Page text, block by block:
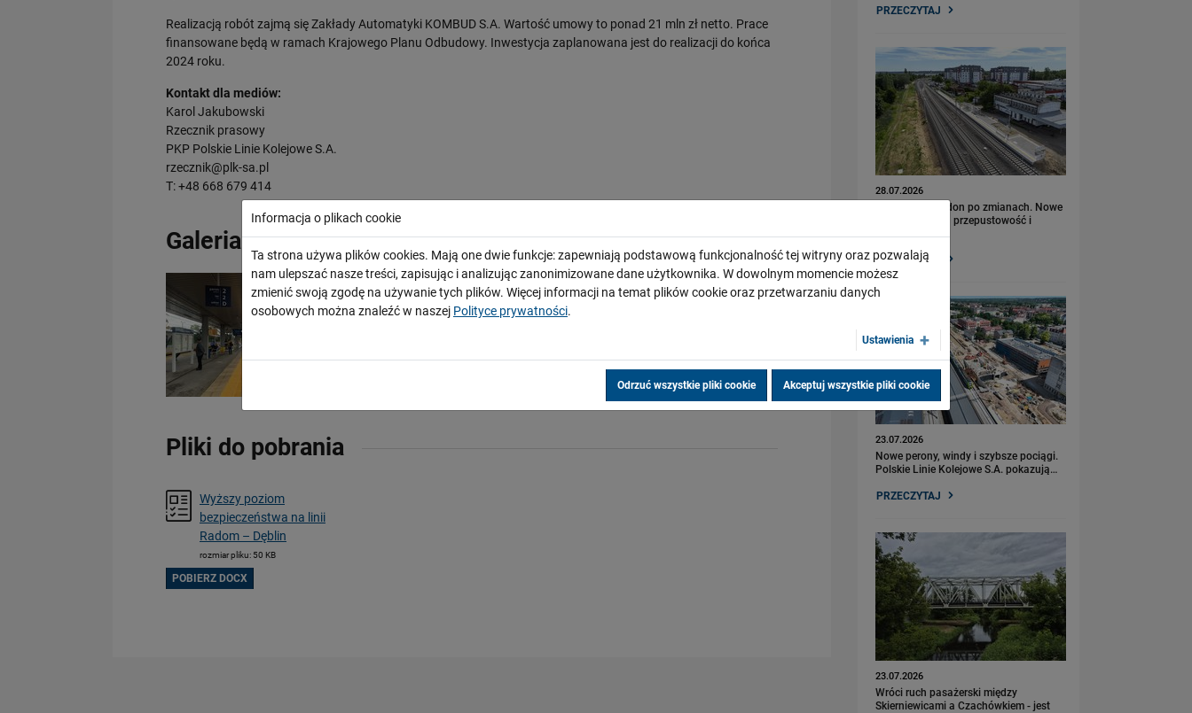
Realizacją robót zajmą się Zakłady Automatyki KOMBUD S.A. Wartość umowy to ponad 21 mln zł netto. Prace
finansowane będą w ramach Krajowego Planu Odbudowy. Inwestycja zaplanowana jest do realizacji do końca
2024 roku.
Kontakt dla mediów:
Karol Jakubowski
Rzecznik prasowy
PKP Polskie Linie Kolejowe S.A.
rzecznik@plk-sa.pl
T: +48 668 679 414
Galeria
Pliki do pobrania
Wyższy poziom
bezpieczeństwa na linii
Radom – Dęblin
rozmiar pliku: 50 KB
POBIERZ DOCX
PRZECZYTAJ
28.07.2026
Bydgoszcz Fordon po zmianach. Nowe
perony, większa przepustowość i
kolejny…
PRZECZYTAJ
23.07.2026
Nowe perony, windy i szybsze pociągi.
Polskie Linie Kolejowe S.A. pokazują…
PRZECZYTAJ
23.07.2026
Wróci ruch pasażerski między
Skierniewicami a Czachówkiem - jest
Informacja o plikach cookie
Ta strona używa plików cookies. Mają one dwie funkcje: zapewniają podstawową funkcjonalność tej witryny oraz pozwalają
nam ulepszać nasze treści, zapisując i analizując zanonimizowane dane użytkownika. W dowolnym momencie możesz
zmienić swoją zgodę na używanie tych plików. Więcej informacji na temat plików cookie oraz przetwarzaniu danych
osobowych można znaleźć w naszej Polityce prywatności.
Ustawienia
Odrzuć wszystkie pliki cookie Akceptuj wszystkie pliki cookie